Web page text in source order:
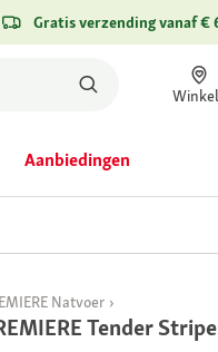
Gratis verzending vanaf €
Aanbiedingen
Natvoer
Tender